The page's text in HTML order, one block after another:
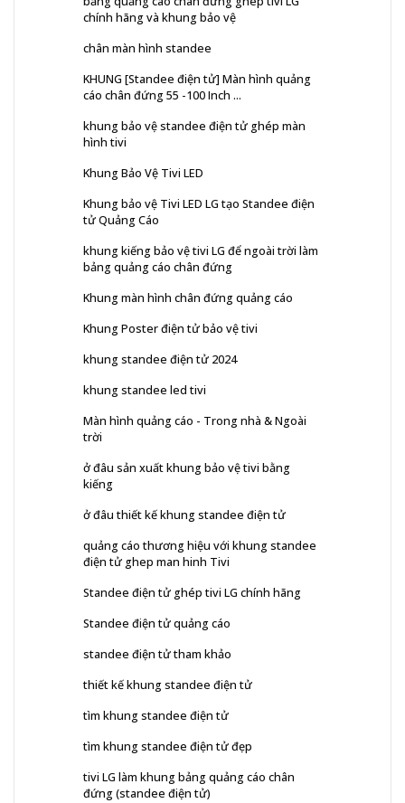
chính hãng và khung bảo vệ
chân màn hình standee
KHUNG [Standee điện tử] Màn hình quảng
cáo chân đứng 55 -100 Inch ...
khung bảo vệ standee điện tử ghép màn
hình tivi
Khung Bảo Vệ Tivi LED
Khung bảo vệ Tivi LED LG tạo Standee điện
tử Quảng Cáo
khung kiếng bảo vệ tivi LG để ngoài trời làm
bảng quảng cáo chân đứng
Khung màn hình chân đứng quảng cáo
Khung Poster điện tử bảo vệ tivi
khung standee điện tử 2024
khung standee led tivi
Màn hình quảng cáo - Trong nhà & Ngoài
trời
ở đâu sản xuất khung bảo vệ tivi bằng
kiếng
ở đâu thiết kế khung standee điện tử
quảng cáo thương hiệu với khung standee
điện tử ghep man hinh Tivi
Standee điện tử ghép tivi LG chính hãng
Standee điện tử quảng cáo
standee điện tử tham khảo
thiết kế khung standee điện tử
tìm khung standee điện tử
tìm khung standee điện tử đẹp
tivi LG làm khung bảng quảng cáo chân
đứng (standee điện tử)